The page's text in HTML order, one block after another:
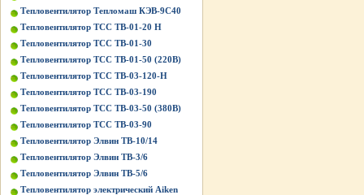
Тепловентилятор Тепломаш КЭВ-9С40
Тепловентилятор ТСС ТВ-01-20 Н
Тепловентилятор ТСС ТВ-01-30
Тепловентилятор ТСС ТВ-01-50 (220В)
Тепловентилятор ТСС ТВ-03-120-Н
Тепловентилятор ТСС ТВ-03-190
Тепловентилятор ТСС ТВ-03-50 (380В)
Тепловентилятор ТСС ТВ-03-90
Тепловентилятор Элвин ТВ-10/14
Тепловентилятор Элвин ТВ-3/6
Тепловентилятор Элвин ТВ-5/6
Тепловентилятор электрический Aiken